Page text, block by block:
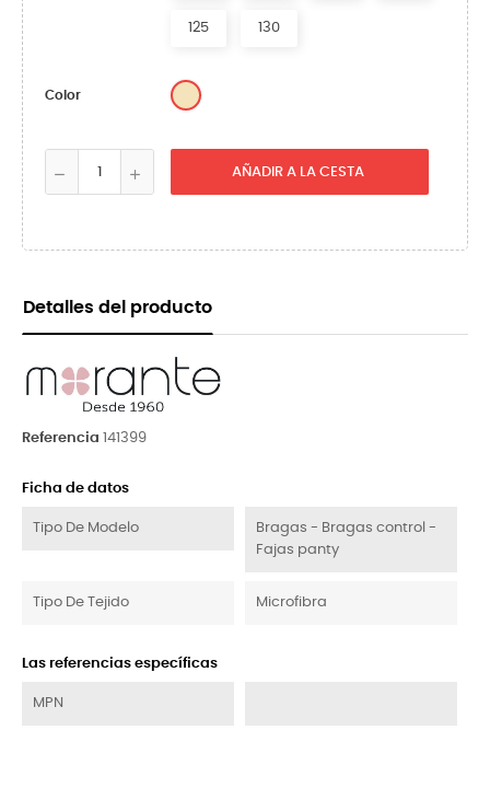
125 130
Color Arena
AÑADIR A LA CESTA
Detalles del producto
Referencia 141399
Ficha de datos
Tipo De Modelo
Bragas - Bragas control -
Fajas panty
Tipo De Tejido Microfibra
Las referencias específicas
MPN